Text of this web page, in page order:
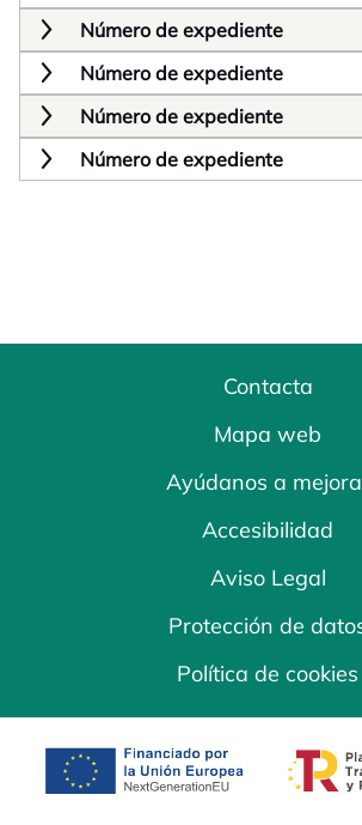
Número de expediente
Número de expediente
Número de expediente
Número de expediente
Contacta
Mapa web
Ayúdanos a
Accesibilidad
Aviso Legal
Protección de
Política de cookies
se abre en una pestaña